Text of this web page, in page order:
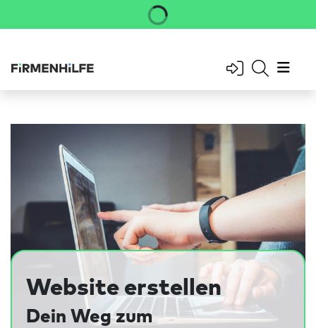
Website erstellen
Dein Weg zum